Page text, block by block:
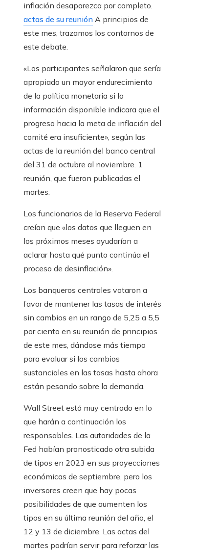
inflación desaparezca por completo.
actas de su reunión A principios de
este mes, trazamos los contornos de
este debate.
«Los participantes señalaron que sería
apropiado un mayor endurecimiento
de la política monetaria si la
información disponible indicara que el
progreso hacia la meta de inflación del
comité era insuficiente», según las
actas de la reunión del banco central
del 31 de octubre al noviembre. 1
reunión, que fueron publicadas el
martes.
Los funcionarios de la Reserva Federal
creían que «los datos que lleguen en
los próximos meses ayudarían a
aclarar hasta qué punto continúa el
proceso de desinflación».
Los banqueros centrales votaron a
favor de mantener las tasas de interés
sin cambios en un rango de 5,25 a 5,5
por ciento en su reunión de principios
de este mes, dándose más tiempo
para evaluar si los cambios
sustanciales en las tasas hasta ahora
están pesando sobre la demanda.
Wall Street está muy centrado en lo
que harán a continuación los
responsables. Las autoridades de la
Fed habían pronosticado otra subida
de tipos en 2023 en sus proyecciones
económicas de septiembre, pero los
inversores creen que hay pocas
posibilidades de que aumenten los
tipos en su última reunión del año, el
12 y 13 de diciembre. Las actas del
martes podrían servir para reforzar las